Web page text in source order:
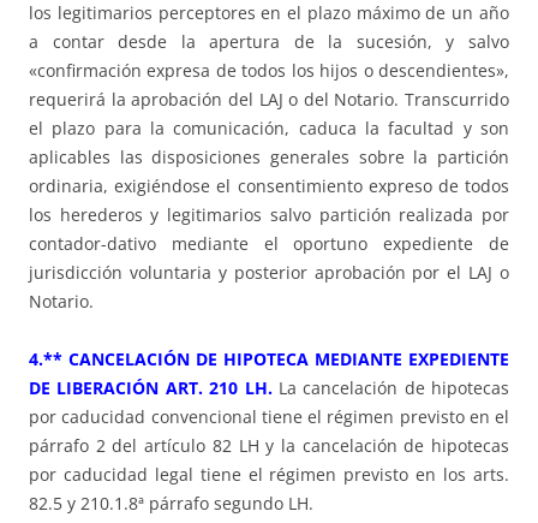
los legitimarios perceptores en el plazo máximo de un año
a contar desde la apertura de la sucesión, y salvo
«confirmación expresa de todos los hijos o descendientes»,
requerirá la aprobación del LAJ o del Notario. Transcurrido
el plazo para la comunicación, caduca la facultad y son
aplicables las disposiciones generales sobre la partición
ordinaria, exigiéndose el consentimiento expreso de todos
los herederos y legitimarios salvo partición realizada por
contador-dativo mediante el oportuno expediente de
jurisdicción voluntaria y posterior aprobación por el LAJ o
Notario.
4.** CANCELACIÓN DE HIPOTECA MEDIANTE EXPEDIENTE
DE LIBERACIÓN ART. 210 LH.La cancelación de hipotecas
por caducidad convencional tiene el régimen previsto en el
párrafo 2 del artículo 82 LH y la cancelación de hipotecas
por caducidad legal tiene el régimen previsto en los arts.
82.5 y 210.1.8ª párrafo segundo LH.